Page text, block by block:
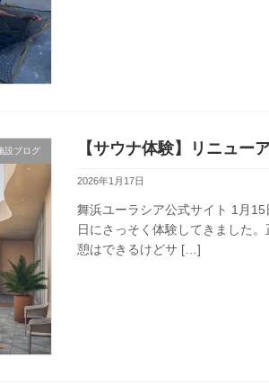
設ブログ 【サウナ体験】リニュー
2026年1月17日
舞浜ユーラシア公式サイト 1月
日にさっそく体験してきました
憩はできるけどサ […]